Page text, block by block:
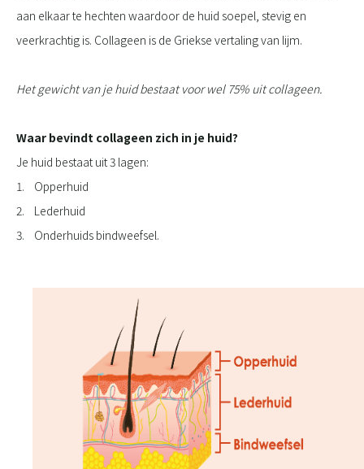
aan elkaar te hechten waardoor de huid soepel, stevig en
veerkrachtig is. Collageen is de Griekse vertaling van lijm.
Het gewicht van je huid bestaat voor wel 75% uit collageen.
Waar bevindt collageen zich in je huid?
Je huid bestaat uit 3 lagen:
1. Opperhuid
2. Lederhuid
3. Onderhuids bindweefsel.